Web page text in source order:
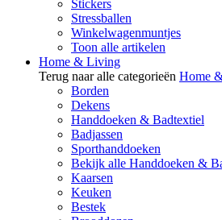
Stickers
Stressballen
Winkelwagenmuntjes
Toon alle artikelen
Home & Living
Terug naar alle categorieën Home
Borden
Dekens
Handdoeken & Badtextiel
Badjassen
Sporthanddoeken
Bekijk alle Handdoeken &
Kaarsen
Keuken
Bestek